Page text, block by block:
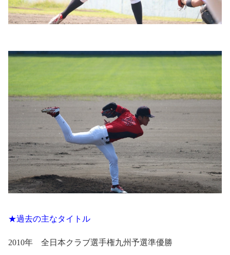
★過去の主なタイトル
2010年 全日本クラブ選手権九州予選準優勝